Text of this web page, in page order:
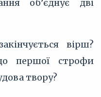
об’єднує дві
вірш?
першої строфи
твору?